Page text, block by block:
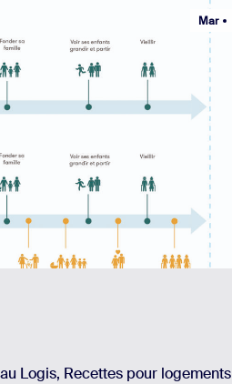
Mar
Logis, Recettes pour logements